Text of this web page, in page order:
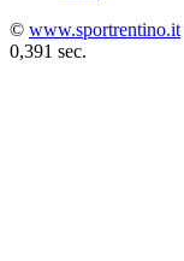
© www.sportrentino.it
0,391 sec.